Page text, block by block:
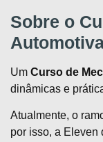
Sobre o
Um Curso de
dinâmicas e
Atualmente, o
por isso, a Eleven